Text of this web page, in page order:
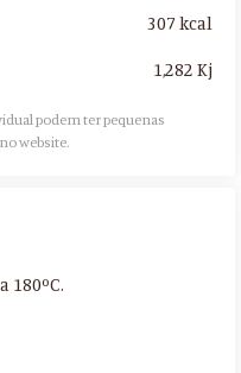
307 kcal
1,282 Kj
podem ter pequenas
website.​
180ºC.